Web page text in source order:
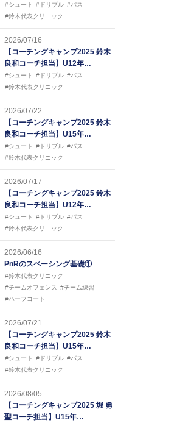
#シュート #ドリブル #パス
#鈴木代表クリニック
2026/07/16
【コーチングキャンプ2025 鈴木
良和コーチ担当】U12年…
#シュート #ドリブル #パス
#鈴木代表クリニック
2026/07/22
【コーチングキャンプ2025 鈴木
良和コーチ担当】U15年…
#シュート #ドリブル #パス
#鈴木代表クリニック
2026/07/17
【コーチングキャンプ2025 鈴木
良和コーチ担当】U12年…
#シュート #ドリブル #パス
#鈴木代表クリニック
2026/06/16
PnRのスペーシング基礎①
#鈴木代表クリニック
#チームオフェンス
#チーム練習
#ハーフコート
2026/07/21
【コーチングキャンプ2025 鈴木
良和コーチ担当】U15年…
#シュート #ドリブル #パス
#鈴木代表クリニック
2026/08/05
【コーチングキャンプ2025 堀 勇
聖コーチ担当】U15年…